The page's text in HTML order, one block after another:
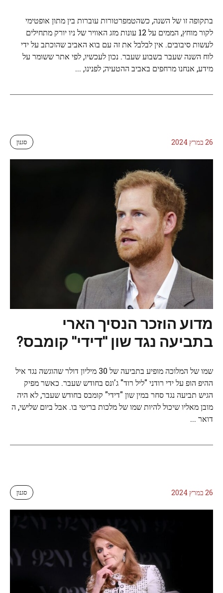
בתקופה זו של השנה, כשהטמפרטורות עוברות בין מתון אופטימי
לקור מוחץ, הממים על 12 עונות מזג האוויר של ניו יורק מתחילים
לעשות סיבובים. אין לבלבל את זה עם בוא האביב שהוכתב על ידי
לוח השנה שעבר בשבוע שעבר. נכון לעכשיו, לפי אתר ששומר על
מידע, אנחנו מרחפים באביב ההטעיה; לפנינו, ...
26 במרץ 2024 סגנון
מדוע הוזכר הנסיך הארי
בתביעה נגד שון "דידי" קומבס?
שמו של המלוכה מופיע בתביעה של 30 מיליון דולר שהוגשה נגד איל
ההיפ הופ על ידי רודני "ליל רוד" ג'ונס בחודש שעבר. כאשר מפיק
הגיש תביעה נגד סחר במין שון "דידי" קומבס בחודש שעבר, לא היה
מובן מאליו שיכול להיות שמו של מלכות בריטי בו. אבל ביום שלישי, ה
דואר ...
26 במרץ 2024 סגנון